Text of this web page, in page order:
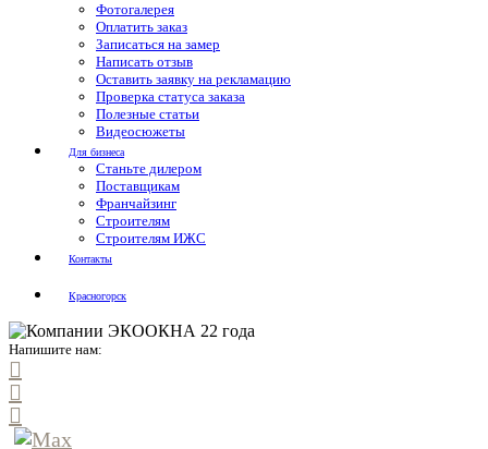
Фотогалерея
Оплатить заказ
Записаться на замер
Написать отзыв
Оставить заявку на рекламацию
Проверка статуса заказа
Полезные статьи
Видеосюжеты
Для бизнеса
Станьте дилером
Поставщикам
Франчайзинг
Строителям
Строителям ИЖС
Контакты
Красногорск
Напишите нам: